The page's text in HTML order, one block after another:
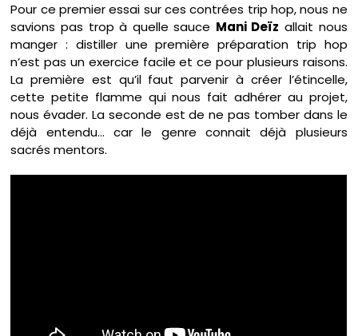
Pour ce premier essai sur ces contrées trip hop, nous ne
savions pas trop à quelle sauce Mani Deïz allait nous
manger : distiller une première préparation trip hop
n’est pas un exercice facile et ce pour plusieurs raisons.
La première est qu’il faut parvenir à créer l’étincelle,
cette petite flamme qui nous fait adhérer au projet,
nous évader. La seconde est de ne pas tomber dans le
déjà entendu… car le genre connait déjà plusieurs
sacrés mentors.